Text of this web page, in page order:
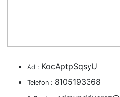
Ad : KocAptpSqsyU
Telefon : 8105193368